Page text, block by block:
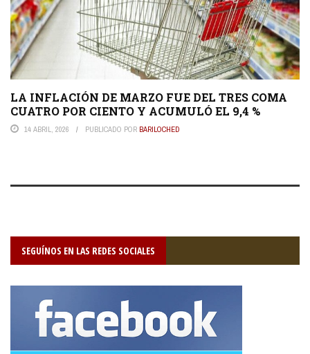
LA INFLACIÓN DE MARZO FUE DEL TRES COMA
CUATRO POR CIENTO Y ACUMULÓ EL 9,4 %
14 ABRIL, 2026 PUBLICADO POR BARILOCHED
SEGUÍNOS EN LAS REDES SOCIALES